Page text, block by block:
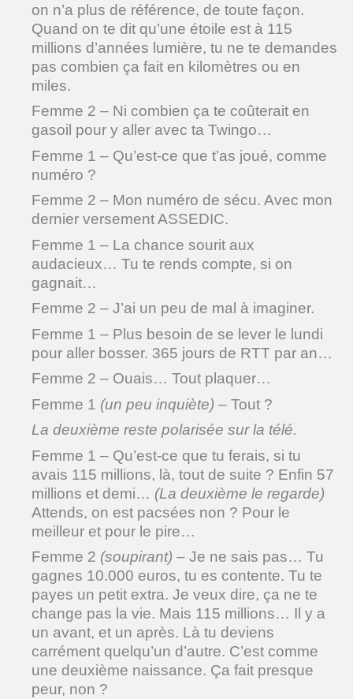
on n’a plus de référence, de toute façon.
Quand on te dit qu’une étoile est à 115
millions d’années lumière, tu ne te demandes
pas combien ça fait en kilomètres ou en
miles.
Femme 2 – Ni combien ça te coûterait en
gasoil pour y aller avec ta Twingo…
Femme 1 – Qu’est-ce que t’as joué, comme
numéro ?
Femme 2 – Mon numéro de sécu. Avec mon
dernier versement ASSEDIC.
Femme 1 – La chance sourit aux
audacieux… Tu te rends compte, si on
gagnait…
Femme 2 – J’ai un peu de mal à imaginer.
Femme 1 – Plus besoin de se lever le lundi
pour aller bosser. 365 jours de RTT par an…
Femme 2 – Ouais… Tout plaquer…
Femme 1 (un peu inquiète) – Tout ?
La deuxième reste polarisée sur la télé.
Femme 1 – Qu’est-ce que tu ferais, si tu
avais 115 millions, là, tout de suite ? Enfin 57
millions et demi… (La deuxième le regarde)
Attends, on est pacsées non ? Pour le
meilleur et pour le pire…
Femme 2 (soupirant) – Je ne sais pas… Tu
gagnes 10.000 euros, tu es contente. Tu te
payes un petit extra. Je veux dire, ça ne te
change pas la vie. Mais 115 millions… Il y a
un avant, et un après. Là tu deviens
carrément quelqu’un d’autre. C’est comme
une deuxième naissance. Ça fait presque
peur, non ?